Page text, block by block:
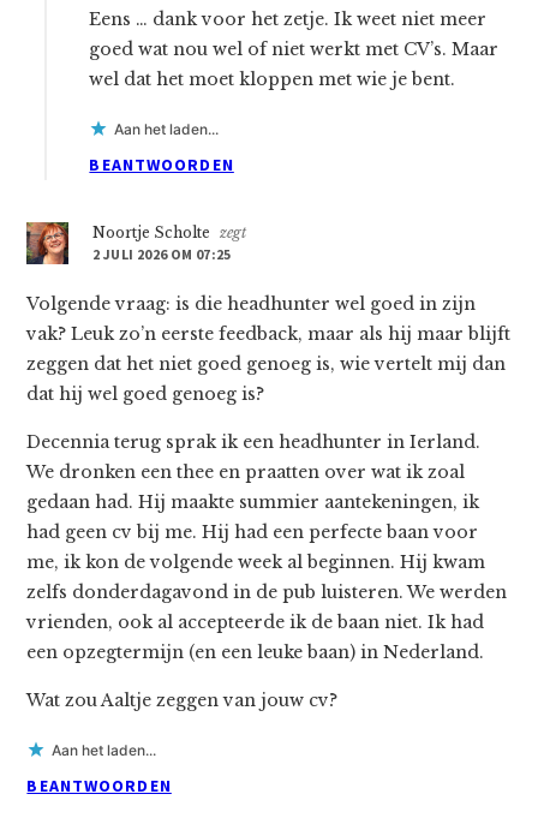
Eens … dank voor het zetje. Ik weet niet meer
goed wat nou wel of niet werkt met CV’s. Maar
wel dat het moet kloppen met wie je bent.
Aan het laden...
BEANTWOORDEN
Noortje Scholte
zegt
2 JULI 2026 OM 07:25
Volgende vraag: is die headhunter wel goed in zijn
vak? Leuk zo’n eerste feedback, maar als hij maar blijft
zeggen dat het niet goed genoeg is, wie vertelt mij dan
dat hij wel goed genoeg is?
Decennia terug sprak ik een headhunter in Ierland.
We dronken een thee en praatten over wat ik zoal
gedaan had. Hij maakte summier aantekeningen, ik
had geen cv bij me. Hij had een perfecte baan voor
me, ik kon de volgende week al beginnen. Hij kwam
zelfs donderdagavond in de pub luisteren. We werden
vrienden, ook al accepteerde ik de baan niet. Ik had
een opzegtermijn (en een leuke baan) in Nederland.
Wat zou Aaltje zeggen van jouw cv?
Aan het laden...
BEANTWOORDEN